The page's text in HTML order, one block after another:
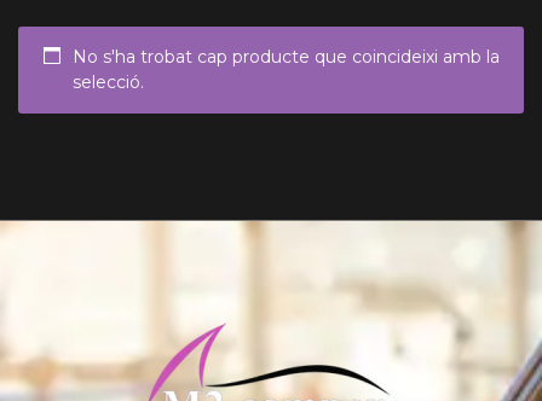
No s'ha trobat cap producte que coincideixi amb la
selecció.